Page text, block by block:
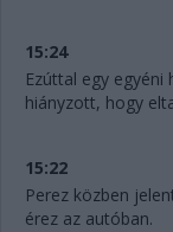
15:24
Ezúttal egy
hiányzott, hogy
15:22
Perez közben
érez az autóban.